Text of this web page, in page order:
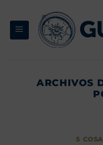
contenido
ARCHIVOS
5